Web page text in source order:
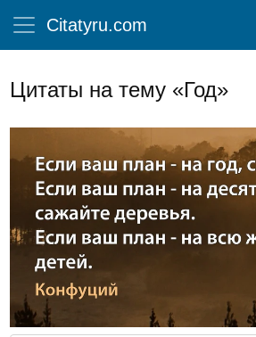
Citatyru.com
Цитаты на тему «Год»